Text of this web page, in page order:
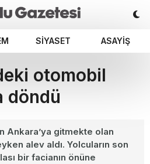
SIYASET ASAYIŞ
otomobil
döndü
Ankara’ya gitmekte olan
alev aldı. Yolcuların son
bir facianın önüne